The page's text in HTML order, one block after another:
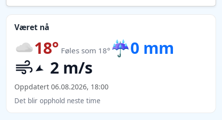
Været nå
18° Føles som 18° ☔0 mm
2 m/s
Oppdatert 06.08.2026, 18:00
Det blir opphold neste time